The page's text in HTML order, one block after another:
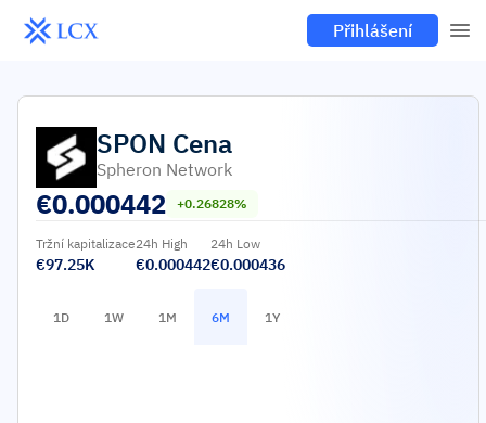
Přihlášení
SPON Cena
Spheron Network
€0.000442 +0.26828%
Tržní kapitalizace
€97.25K
24h High
€0.000442
24h Low
€0.000436
1D 1W 1M 6M 1Y